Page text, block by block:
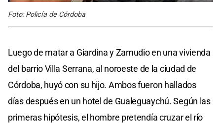
Foto: Policía de Córdoba
Luego de matar a Giardina y Zamudio en una vivienda
del barrio Villa Serrana, al noroeste de la ciudad de
Córdoba, huyó con su hijo. Ambos fueron hallados
días después en un hotel de Gualeguaychú. Según las
primeras hipótesis, el hombre pretendía cruzar el río